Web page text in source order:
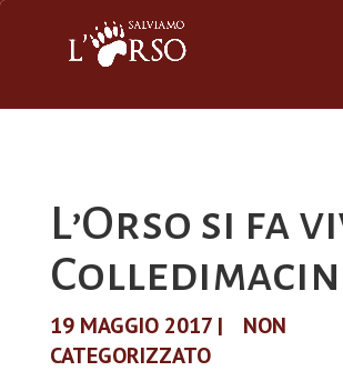
L’Orso si fa
19 MAGGIO 2017|
NON
CATEGORIZZATO